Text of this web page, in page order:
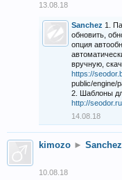
13.08.18
Sanchez 1.
обновить,
опция
вручную,
https://
public/engine/
2. Шаблоны
http://
14.08.18
kimozo ► Sanchez
10.08.18